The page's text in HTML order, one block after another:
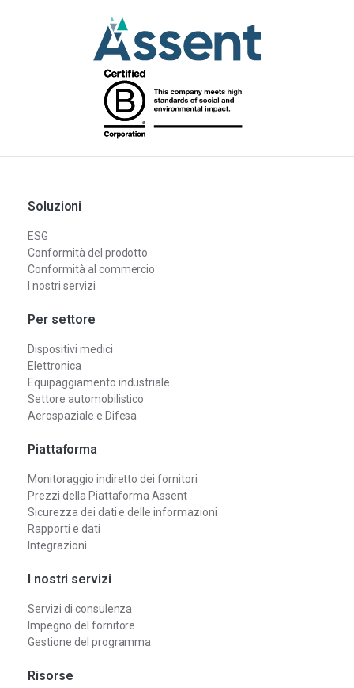
Soluzioni
ESG
Conformità del prodotto
Conformità al commercio
I nostri servizi
Per settore
Dispositivi medici
Elettronica
Equipaggiamento industriale
Settore automobilistico
Aerospaziale e Difesa
Piattaforma
Monitoraggio indiretto dei fornitori
Prezzi della Piattaforma Assent
Sicurezza dei dati e delle informazioni
Rapporti e dati
Integrazioni
I nostri servizi
Servizi di consulenza
Impegno del fornitore
Gestione del programma
Risorse